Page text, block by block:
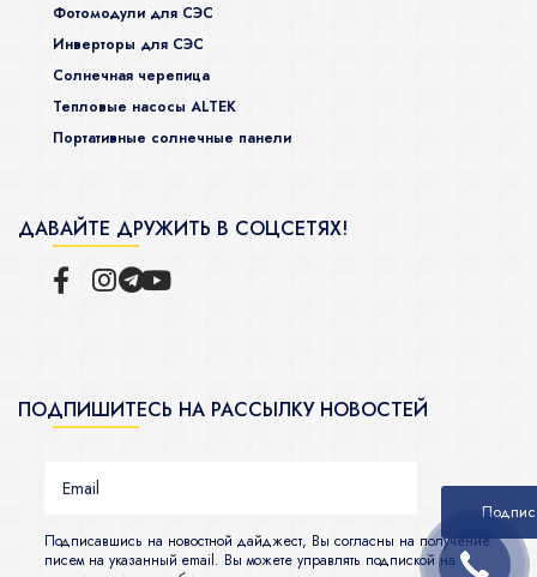
Фотомодули для СЭС
Инверторы для СЭС
Солнечная черепица
Тепловые насосы ALTEK
Портативные солнечные панели
ДАВАЙТЕ ДРУЖИТЬ В СОЦСЕТЯХ!
ПОДПИШИТЕСЬ НА РАССЫЛКУ НОВОСТЕЙ
Подписавшись на новостной дайджест, Вы согласны на получение
писем на указанный email. Вы можете управлять подпиской на